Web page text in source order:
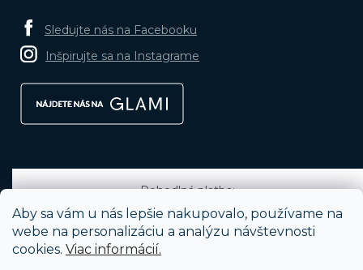
Aby sa vám u nás lepšie nakupovalo, používame na
webe na personalizáciu a analýzu návštevnosti
cookies. Viac informácií.
Sledujte nás na Facebooku
Inšpirujte sa na Instagrame
Pohodlná platba: